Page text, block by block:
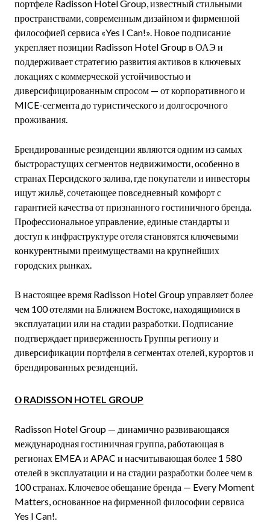
портфеле Radisson Hotel Group, известный стильными
пространствами, современным дизайном и фирменной
философией сервиса «Yes I Can!». Новое подписание
укрепляет позиции Radisson Hotel Group в ОАЭ и
поддерживает стратегию развития активов в ключевых
локациях с коммерческой устойчивостью и
диверсифицированным спросом — от корпоративного и
MICE-сегмента до туристического и долгосрочного
проживания.
Брендированные резиденции являются одним из самых
быстрорастущих сегментов недвижимости, особенно в
странах Персидского залива, где покупатели и инвесторы
ищут жильё, сочетающее повседневный комфорт с
гарантией качества от признанного гостиничного бренда.
Профессиональное управление, единые стандарты и
доступ к инфраструктуре отеля становятся ключевыми
конкурентными преимуществами на крупнейших
городских рынках.
В настоящее время Radisson Hotel Group управляет более
чем 100 отелями на Ближнем Востоке, находящимися в
эксплуатации или на стадии разработки. Подписание
подтверждает приверженность Группы региону и
диверсификации портфеля в сегментах отелей, курортов и
брендированных резиденций.
О RADISSON HOTEL GROUP
Radisson Hotel Group — динамично развивающаяся
международная гостиничная группа, работающая в
регионах EMEA и APAC и насчитывающая более 1 580
отелей в эксплуатации и на стадии разработки более чем в
100 странах. Ключевое обещание бренда — Every Moment
Matters, основанное на фирменной философии сервиса
Yes I Can!.